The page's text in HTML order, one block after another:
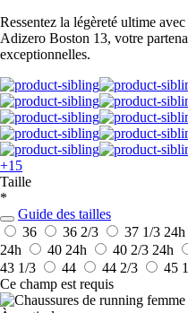
Ressentez la légèreté ultime
Adizero Boston 13, votre
exceptionnelles.
+15
Taille
*
Guide des tailles
36
36 2/3 37 1/3 24h
24h
40 24h 40 2/3 24h
43 1/3
44 44 2/3
45
Ce champ est requis